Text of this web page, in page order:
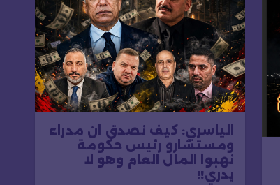
الياسري: كيف نصدق ان مدراء
ومستشارو رئيس حكومة
نهبوا المال العام وهو لا
يدري!!